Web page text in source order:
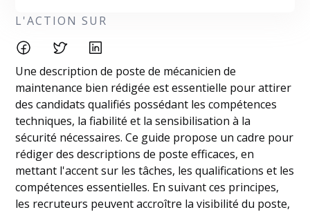
L'ACTION SUR
Une description de poste de mécanicien de
maintenance bien rédigée est essentielle pour attirer
des candidats qualifiés possédant les compétences
techniques, la fiabilité et la sensibilisation à la
sécurité nécessaires. Ce guide propose un cadre pour
rédiger des descriptions de poste efficaces, en
mettant l'accent sur les tâches, les qualifications et les
compétences essentielles. En suivant ces principes,
les recruteurs peuvent accroître la visibilité du poste,